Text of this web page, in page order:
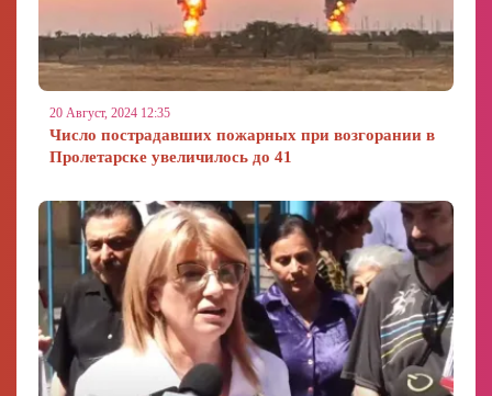
20 Август, 2024 12:35
Число пострадавших пожарных при возгорании в
Пролетарске увеличилось до 41